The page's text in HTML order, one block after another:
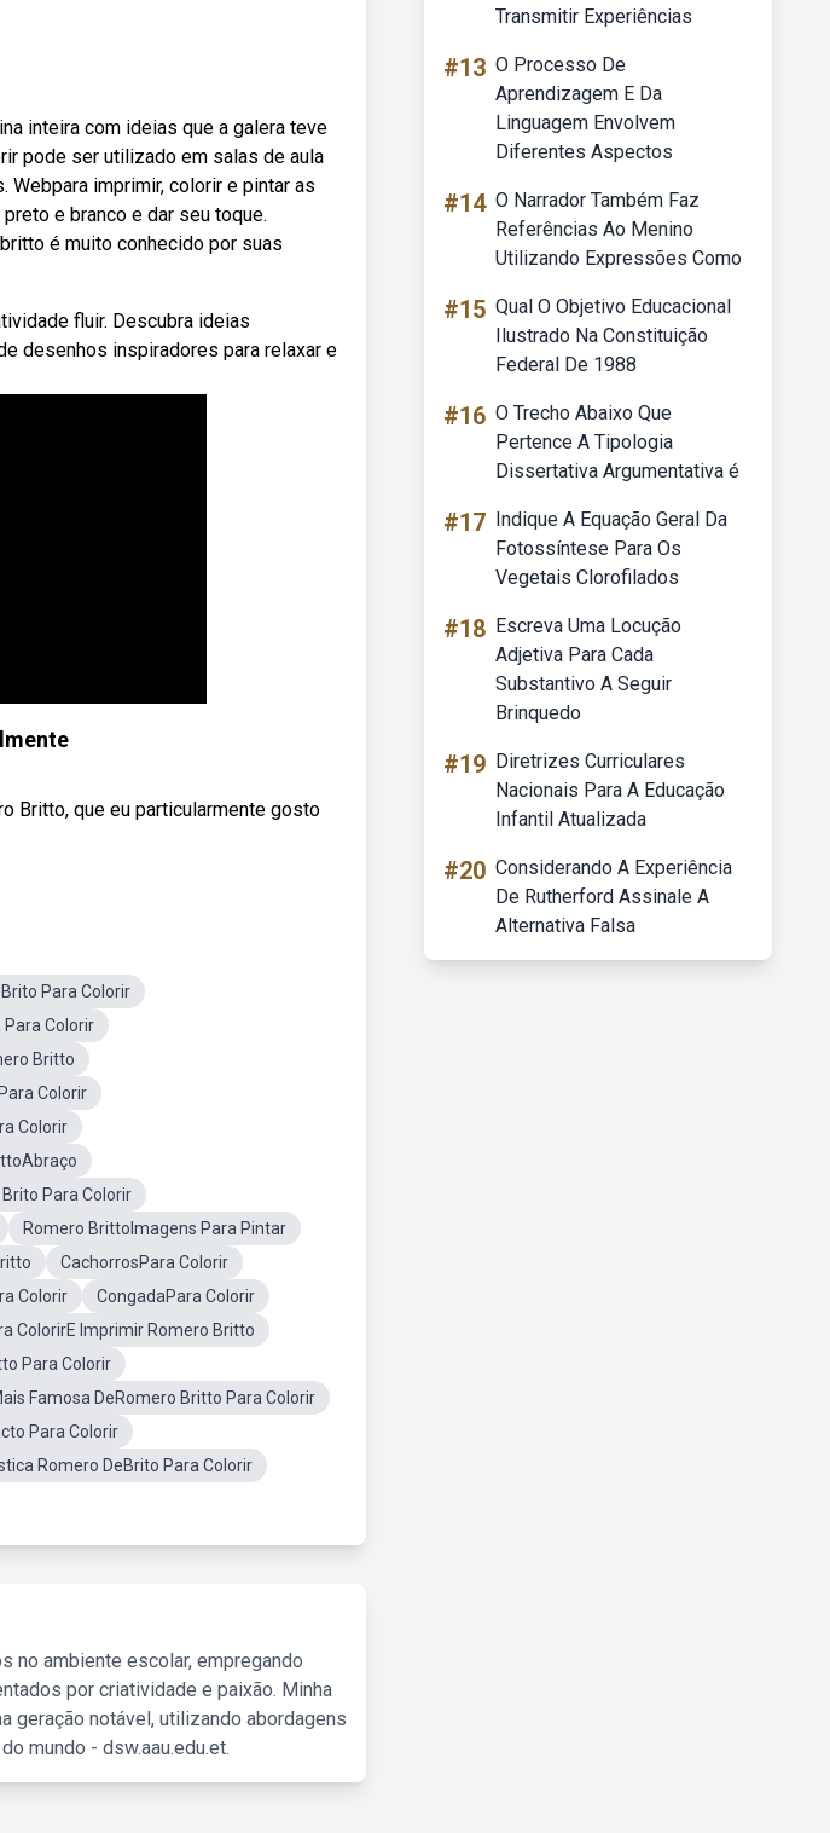
inteira com ideias que a galera teve
pode ser utilizado em salas de aula
imprimir, colorir e pintar as
e branco e dar seu toque.
é muito conhecido por suas
fluir. Descubra ideias
desenhos inspiradores para relaxar e
Britto, que eu particularmente gosto
Para Colorir
Colorir
Britto
Colorir
Colorir
Para Colorir
Romero BrittoImagens Para Pintar
CachorrosPara Colorir
Colorir
CongadaPara Colorir
ColorirE Imprimir Romero Britto
Para Colorir
Famosa DeRomero Britto Para Colorir
Para Colorir
Romero DeBrito Para Colorir
no ambiente escolar, empregando
por criatividade e paixão. Minha
geração notável, utilizando abordagens
mundo - dsw.aau.edu.et.
Transmitir Experiências
#13 O Processo De
Aprendizagem E Da
Linguagem Envolvem
Diferentes Aspectos
#14 O Narrador Também Faz
Referências Ao Menino
Utilizando Expressões Como
#15 Qual O Objetivo Educacional
Ilustrado Na Constituição
Federal De 1988
#16 O Trecho Abaixo Que
Pertence A Tipologia
Dissertativa Argumentativa é
#17 Indique A Equação Geral Da
Fotossíntese Para Os
Vegetais Clorofilados
#18 Escreva Uma Locução
Adjetiva Para Cada
Substantivo A Seguir
Brinquedo
#19 Diretrizes Curriculares
Nacionais Para A Educação
Infantil Atualizada
#20 Considerando A Experiência
De Rutherford Assinale A
Alternativa Falsa